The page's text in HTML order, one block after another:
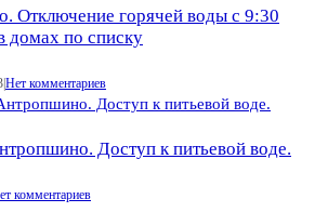
Отключение горячей воды с 9:30
домах по списку
|Нет комментариев
Доступ к питьевой воде.
комментариев